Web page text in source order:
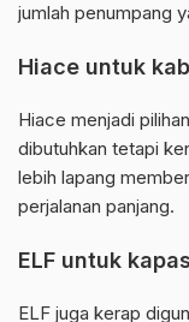
jumlah penumpang
Hiace untuk
Hiace menjadi
dibutuhkan tetapi
lebih lapang
perjalanan panjang.
ELF untuk
ELF juga kerap